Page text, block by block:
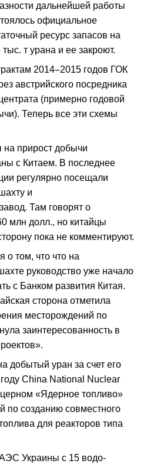
дальнейшей работы
официальное
ресурс запасов на
т урана и ее закроют.
2014–2015 годов ГОК
австрийского посредника
(примерно годовой
Теперь все эти схемы
прирост добычи
с Китаем. В последнее
регулярно посещали
и
Там говорят о
млн долл., но китайцы
пока не комментируют.
о том, что что на
руководство уже начало
с Банком развития Китая.
сторона отметила
месторождений по
заинтересованность в
добытый уран за счет его
China National Nuсlear
«Ядерное топливо»
по созданию совместного
для реакторов типа
Украины с 15 водо-